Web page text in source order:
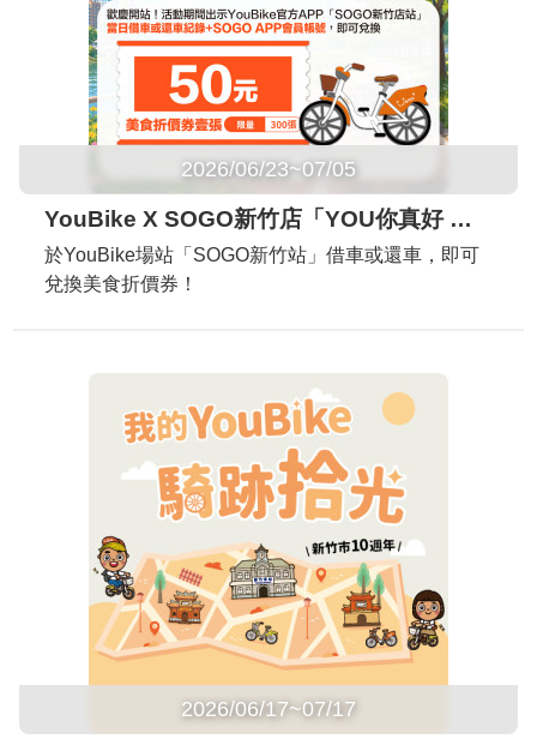
2026/06/23~07/05
YouBike X SOGO新竹店「YOU你真好 減碳出行饗美食」
於YouBike場站「SOGO新竹站」借車或還車，即可
兌換美食折價券！
2026/06/17~07/17